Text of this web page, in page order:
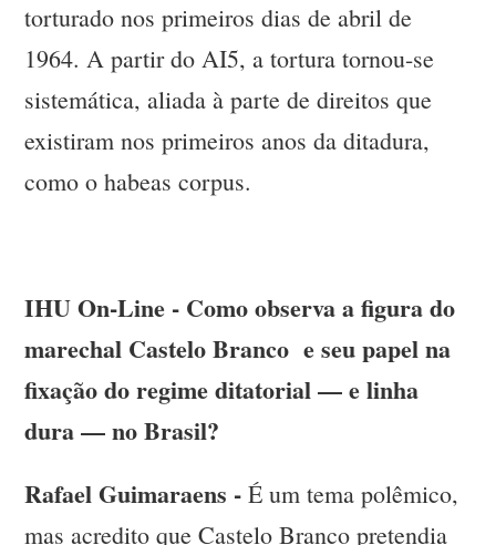
torturado nos primeiros dias de abril de
1964. A partir do AI5, a tortura tornou-se
sistemática, aliada à parte de direitos que
existiram nos primeiros anos da ditadura,
como o habeas corpus.
IHU On-Line - Como observa a figura do
marechal Castelo Branco e seu papel na
fixação do regime ditatorial — e linha
dura — no Brasil?
Rafael Guimaraens -É um tema polêmico,
mas acredito que Castelo Branco pretendia